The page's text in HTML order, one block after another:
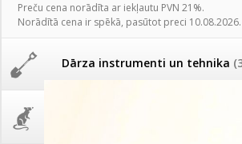
Pārklāji, plēves(173)
Dārza instrumenti un tehnika
Tagad Vitrol GB arī 20kg
iepakojumā!
Tomātu diena 21.augustā
Preču cena norādīta ar iekļautu PVN 21%.
Norādītā cena ir spēkā, pasūtot preci 10.08.2026.